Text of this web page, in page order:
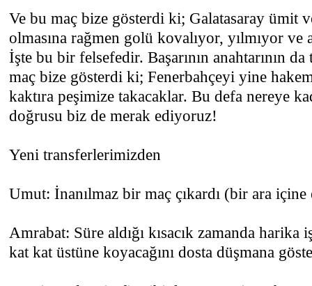
Ve bu maç bize gösterdi ki; Galatasaray ümit
olmasına rağmen golü kovalıyor, yılmıyor ve
İşte bu bir felsefedir. Başarının anahtarının
maç bize gösterdi ki; Fenerbahçeyi yine
kaktıra peşimize takacaklar. Bu defa nereye
doğrusu biz de merak ediyoruz!
Yeni transferlerimizden
Umut: İnanılmaz bir maç çıkardı (bir ara içine
Amrabat: Süre aldığı kısacık zamanda
kat kat üstüne koyacağını dosta düşmana